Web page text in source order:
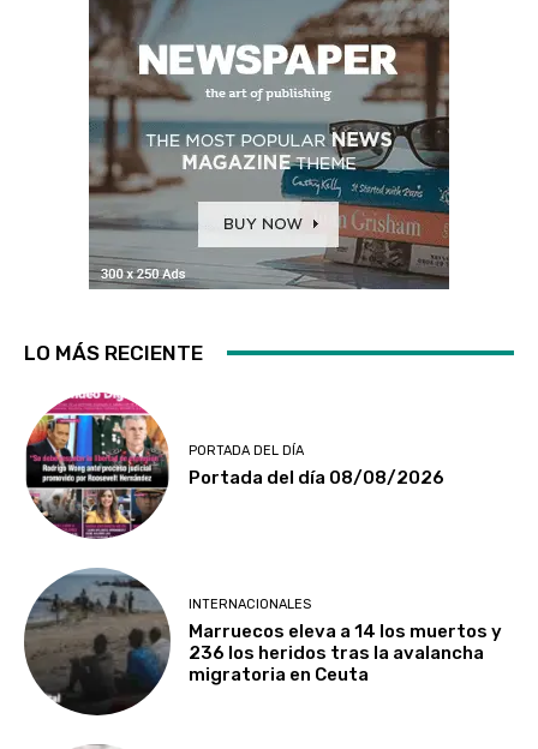
LO MÁS RECIENTE
PORTADA DEL DÍA
Portada del día 08/08/2026
INTERNACIONALES
Marruecos eleva a 14 los muertos y
236 los heridos tras la avalancha
migratoria en Ceuta